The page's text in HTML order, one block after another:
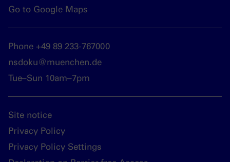
Go to Google Maps
Phone +49 89 233-767000
nsdoku@muenchen.de
Tue–Sun 10am–7pm
Site notice
Privacy Policy
Privacy Policy Settings